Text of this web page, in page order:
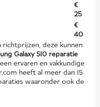
€
25
€
40
deze kunnen
Galaxy S10 reparatie
ervaren en vakkundige
heeft al meer dan 15
waaronder ook de